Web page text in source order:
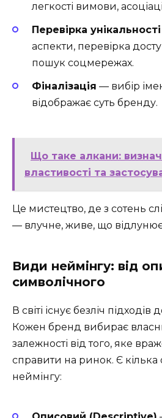
легкості вимови,
Перевірка унікальності
аспекти, перевірка
пошук соцмережах.
Фіналізація — вибір
відображає суть бренду.
Що таке алкани:
властивості та
Це мистецтво, де з сотень
— влучне, живе, що відлунює
Види неймінгу: від
символічного
В світі існує безліч
Кожен бренд вибирає
залежності від того, яке
справити на ринок. Є кілька
неймінгу: